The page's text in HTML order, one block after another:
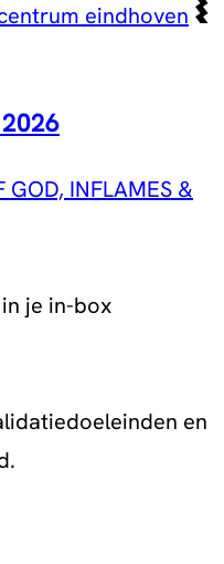
eindhoven
INFLAMES &
je in-box
en